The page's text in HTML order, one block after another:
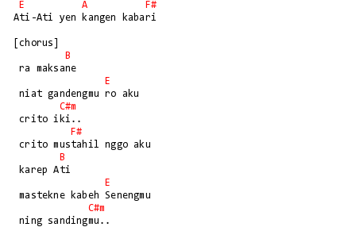
E
A
F#
Ati-Ati yen kangen kabari
[chorus]
B
ra maksane
E
niat gandengmu ro aku
C#m
crito iki..
F#
crito mustahil nggo aku
B
E
mastekne kabeh Senengmu
C#m
ning sandingmu..